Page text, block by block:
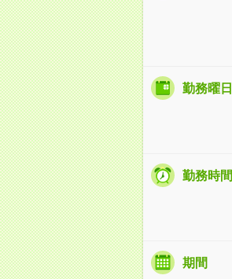
勤務曜日
勤務時間
期間